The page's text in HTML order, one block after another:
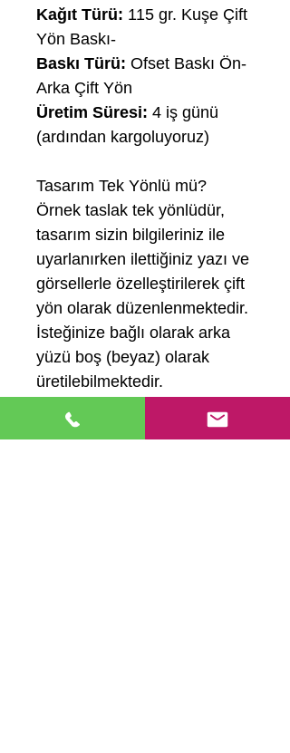
Kağıt Türü: 115 gr. Kuşe Çift
Yön Baskı-
Baskı Türü: Ofset Baskı Ön-
Arka Çift Yön
Üretim Süresi: 4 iş günü
(ardından kargoluyoruz)
Tasarım Tek Yönlü mü?
Örnek taslak tek yönlüdür,
tasarım sizin bilgileriniz ile
uyarlanırken ilettiğiniz yazı ve
görsellerle özelleştirilerek çift
yön olarak düzenlenmektedir.
İsteğinize bağlı olarak arka
yüzü boş (beyaz) olarak
üretilebilmektedir.
firmanızın tanıtımını en iyi